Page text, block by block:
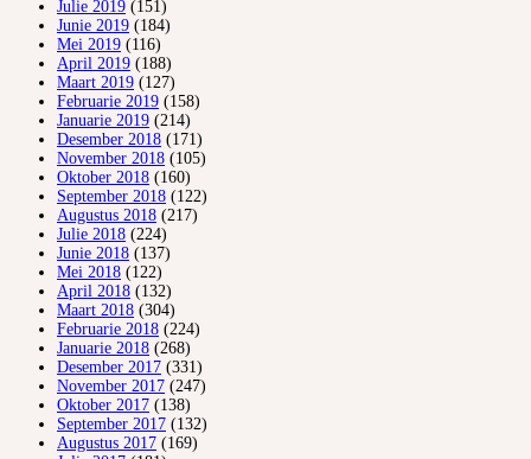
Julie 2019 (151)
Junie 2019 (184)
Mei 2019 (116)
April 2019 (188)
Maart 2019 (127)
Februarie 2019 (158)
Januarie 2019 (214)
Desember 2018 (171)
November 2018 (105)
Oktober 2018 (160)
September 2018 (122)
Augustus 2018 (217)
Julie 2018 (224)
Junie 2018 (137)
Mei 2018 (122)
April 2018 (132)
Maart 2018 (304)
Februarie 2018 (224)
Januarie 2018 (268)
Desember 2017 (331)
November 2017 (247)
Oktober 2017 (138)
September 2017 (132)
Augustus 2017 (169)